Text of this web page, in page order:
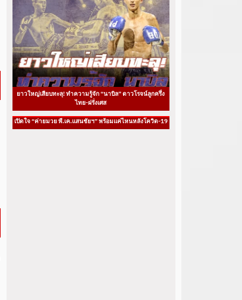
ยาวใหญ่เสียบทะลุ! ทำความรู้จัก “นาบิล” ดาวโรจน์ลูกครึ่ง
ไทย-ฝรั่งเศส
เปิดใจ “ค่ายมวย พี.เค.แสนชัยฯ” พร้อมแค่ไหนหลังโควิด-19